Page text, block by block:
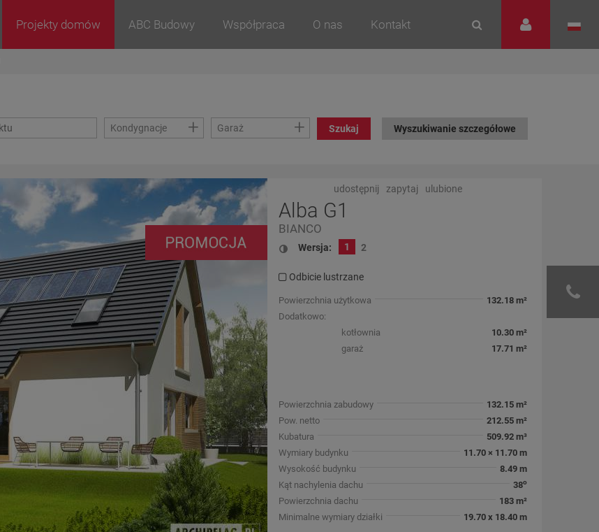
Projekty domów ABC Budowy Współpraca O nas Kontakt
Kondygnacje
+ Garaż + Szukaj Wyszukiwanie szczegółowe
udostępnij zapytaj ulubione
Alba G1
BIANCO
Wersja: 1 2
Odbicie lustrzane
Powierzchnia użytkowa
132.18 m²
Dodatkowo:
kotłownia
10.30 m²
garaż
17.71 m²
Powierzchnia zabudowy
132.15 m²
Pow. netto
212.55 m²
Kubatura
509.92 m³
Wymiary budynku
11.70 × 11.70 m
Wysokość budynku
8.49 m
Kąt nachylenia dachu
38o
Powierzchnia dachu
183 m²
Minimalne wymiary działki
19.70 x 18.40 m